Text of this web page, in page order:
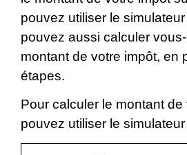
pouvez utiliser le
pouvez aussi calculer
montant de votre impôt, en
étapes.
Pour calculer le montant
pouvez utiliser le